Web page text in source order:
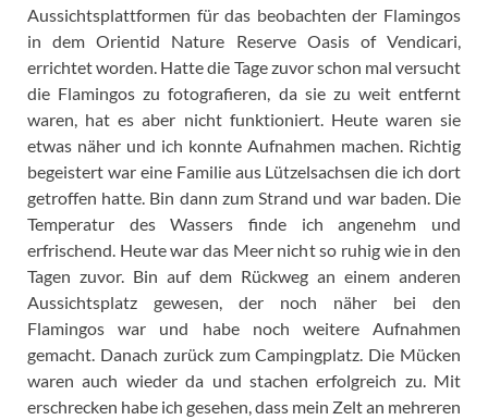
Aussichtsplattformen für das beobachten der Flamingos
in dem Orientid Nature Reserve Oasis of Vendicari,
errichtet worden. Hatte die Tage zuvor schon mal versucht
die Flamingos zu fotografieren, da sie zu weit entfernt
waren, hat es aber nicht funktioniert. Heute waren sie
etwas näher und ich konnte Aufnahmen machen. Richtig
begeistert war eine Familie aus Lützelsachsen die ich dort
getroffen hatte. Bin dann zum Strand und war baden. Die
Temperatur des Wassers finde ich angenehm und
erfrischend. Heute war das Meer nicht so ruhig wie in den
Tagen zuvor. Bin auf dem Rückweg an einem anderen
Aussichtsplatz gewesen, der noch näher bei den
Flamingos war und habe noch weitere Aufnahmen
gemacht. Danach zurück zum Campingplatz. Die Mücken
waren auch wieder da und stachen erfolgreich zu. Mit
erschrecken habe ich gesehen, dass mein Zelt an mehreren